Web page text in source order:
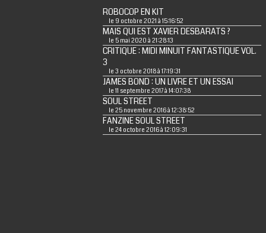
ROBOCOP EN KIT
le 9 octobre 2021 à 15:16:52
MAIS QUI EST XAVIER DESBARATS ?
le 5 mai 2020 à 21:28:13
CRITIQUE : MIDI MINUIT FANTASTIQUE VOL.
3
le 3 octobre 2018 à 17:19:31
JAMES BOND : UN LIVRE ET UN ESSAI
le 11 septembre 2017 à 14:07:38
SOUL STREET
le 25 novembre 2016 à 12:38:52
FANZINE SOUL STREET
le 24 octobre 2016 à 12:09:31